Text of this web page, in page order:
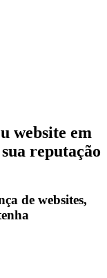
website em
reputação
de websites,